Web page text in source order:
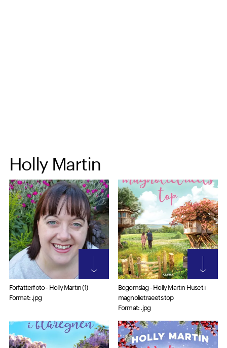
Holly Martin
Forfatterfoto - Holly Martin (1)
Format: .jpg
Bogomslag - Holly Martin Huset i
magnolietraeets top
Format: .jpg